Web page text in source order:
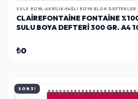
SULU BOYA-AKRILIK-YAĞLI BOYA BLOK DEFTERLER
CLAIREFONTAINE FONTAINE
SULU BOYA DEFTERI 300 GR. A4
₺0
SON 3!